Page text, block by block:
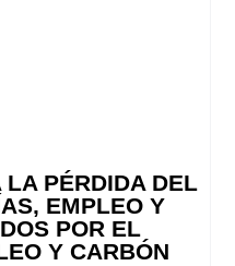
LA PÉRDIDA DEL
EMPLEO Y
POR EL
Y CARBÓN